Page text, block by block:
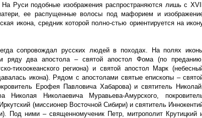
На Руси подобные изображения распространяются лишь с XVII
ее распущенные волосы под мафорием и
икона, средник которой полно-стью ориентируется на
сопровождал русских людей в походах. На полях
два апостола – святой апостол Фома (по
тихоокеанского региона) и святой апостол Марк
икона). Рядом с апостолами святые епископы –
Ерофея Павловича Хабарова) и святитель
Николая Николаевича Муравьева-Амурского,
(миссионер Восточной Сибири) и святитель
Под ними – священномученик Петр, митрополит Крутицкий